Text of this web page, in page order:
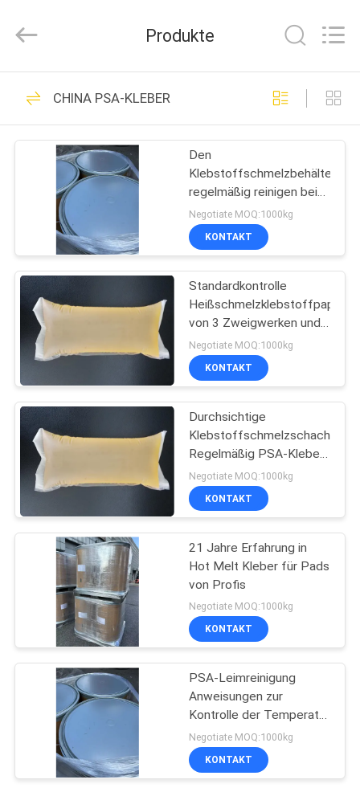
HEIM
PRODUKTE
WERKSBESICHTIGUNG
QUALITÄTSKONTROLLE
KONTAKT
MIT
UNS
NEUIGKEITEN
RECHTSSACHEN
ANGEBOT
ANFORDERN
SITEMAP
DATENSCHUTZRICHTLINIE
Adhesive
Products
Rights
heißer Schmelze-
PSA-Kleber
105
heißer
Schmelzselbstkleber
78
Psa-Selbstkleber
26
PSA-KLEBER
18
Produkte
CHINA PSA-KLEBER
Den
Klebstoffschmelzbehälter
regelmäßig reinigen bei
empfohlener
Betriebstemperatur von
150°C-175°C für PSA-
Negotiate MOQ:1000kg
KONTAKT
Standardkontrolle
Heißschmelzklebstoffpapier
von 3 Zweigwerken und
professionelles
Management
Negotiate MOQ:1000kg
KONTAKT
Durchsichtige
Klebstoffschmelzschachtel
Regelmäßig PSA-Kleber
für fortgeschrittene
Produktionsanlagen
Negotiate MOQ:1000kg
KONTAKT
21 Jahre Erfahrung in
Hot Melt Kleber für Pads
von Profis
Negotiate MOQ:1000kg
KONTAKT
PSA-Leimreinigung
Anweisungen zur
Kontrolle der Temperatur
unter 150°C
Verpackungsdetails
Normalerweise 6,25
Negotiate MOQ:1000kg
KONTAKT